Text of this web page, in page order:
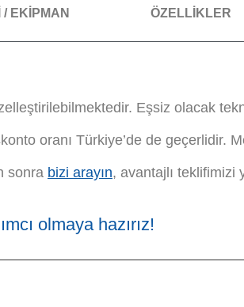
EKİPMAN ÖZELLİKLER
Eşsiz olacak
oranı Türkiye’de de
sonra bizi arayın, avantajlı teklifimizi
olmaya hazırız!